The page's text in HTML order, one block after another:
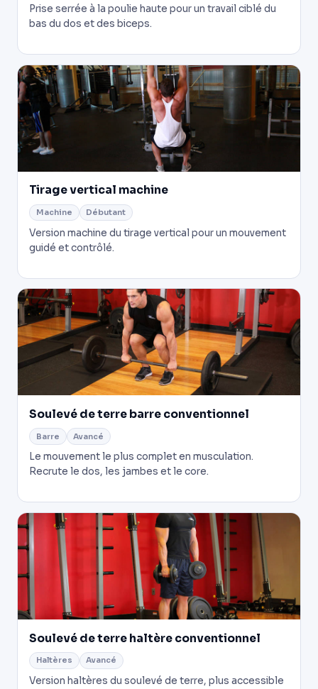
Prise serrée à la poulie haute pour un travail ciblé du
bas du dos et des biceps.
Tirage vertical machine
Machine Débutant
Version machine du tirage vertical pour un mouvement
guidé et contrôlé.
Soulevé de terre barre conventionnel
Barre Avancé
Le mouvement le plus complet en musculation.
Recrute le dos, les jambes et le core.
Soulevé de terre haltère conventionnel
Haltères Avancé
Version haltères du soulevé de terre, plus accessible